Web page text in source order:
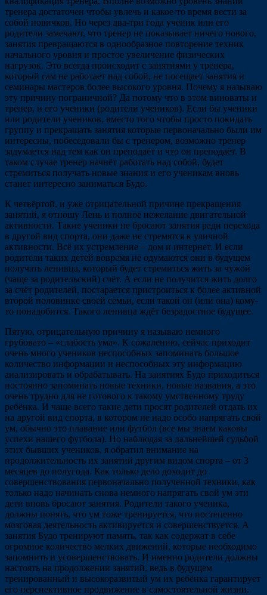
тренера достаточен чтобы увлечь и какое-то время вести за
собой новичков. Но через два-три года ученик или его
родители замечают, что тренер не показывает ничего нового,
занятия превращаются в однообразное повторение техник
начального уровня и простое увеличение физических
нагрузок. Это всегда происходит с занятиями у тренера,
который сам не работает над собой, не посещает занятия и
семинары мастеров более высокого уровня. Почему я называю
эту причину пограничной? Да потому что в этом виноваты и
тренер, и его ученики (родители учеников). Если бы ученики
или родители учеников, вместо того чтобы просто покидать
группу и прекращать занятия которые первоначально были им
интересны, побеседовали бы с тренером, возможно тренер
задумается над тем как он преподаёт и что он преподаёт. В
таком случае тренер начнёт работать над собой, будет
стремиться получать новые знания и его ученикам вновь
станет интересно заниматься Будо.
К четвёртой, и уже отрицательной причине прекращения
занятий, я отношу Лень и полное нежелание двигательной
активности. Такие ученики не бросают занятия ради перехода
в другой вид спорта, они даже не стремятся к уличной
активности. Всё их устремление – дом и интернет. И если
родители таких детей вовремя не одумаются они в будущем
получать ленивца, который будет стремиться жить за чужой
(чаще за родительский) счёт. А если не получится жить долго
за счёт родителей, постарается пристроиться к более активной
второй половинке своей семьи, если такой он (или она) кому-
то понадобится. Такого ленивца ждёт безрадостное будущее.
Пятую, отрицательную причину я называю немного
грубовато – «слабость ума». К сожалению, сейчас приходит
очень много учеников неспособных запоминать большое
количество информации и неспособных эту информацию
анализировать и обрабатывать. На занятиях Будо приходиться
постоянно запоминать новые техники, новые названия, а это
очень трудно для не готового к такому умственному труду
ребёнка. И чаще всего такие дети просят родителей отдать их
на другой вид спорта, в котором не надо особо напрягать свой
ум, обычно это плавание или футбол (все мы знаем каковы
успехи нашего футбола). Но наблюдая за дальнейшей судьбой
этих бывших учеников, я обратил внимание на
продолжительность их занятий другим видом спорта – от 3
месяцев до полугода. Как только дело доходит до
совершенствования первоначально полученной техники, как
только надо начинать снова немного напрягать свой ум эти
дети вновь бросают занятия. Родители такого ученика,
должны понять, что ум тоже тренируется, что постепенно
мозговая деятельность активируется и совершенствуется. А
занятия Будо тренируют память, так как содержат в себе
огромное количество мелких движений, которые необходимо
запомнить и усовершенствовать. И именно родители должны
настоять на продолжении занятий, ведь в будущем
тренированный и высокоразвитый ум их ребёнка гарантирует
его перспективное продвижение в самостоятельной жизни.